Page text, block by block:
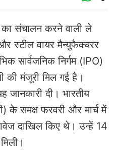
का संचालन करने वाली ले
स्टील वायर मैन्युफैक्चरर
सार्वजनिक निर्गम (IPO)
मंजूरी मिल गई है।
जानकारी दी। भारतीय
के समक्ष फरवरी और मार्च में
दाखिल किए थे। उन्हें 14